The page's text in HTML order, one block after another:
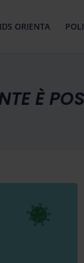
ORIENTA
È